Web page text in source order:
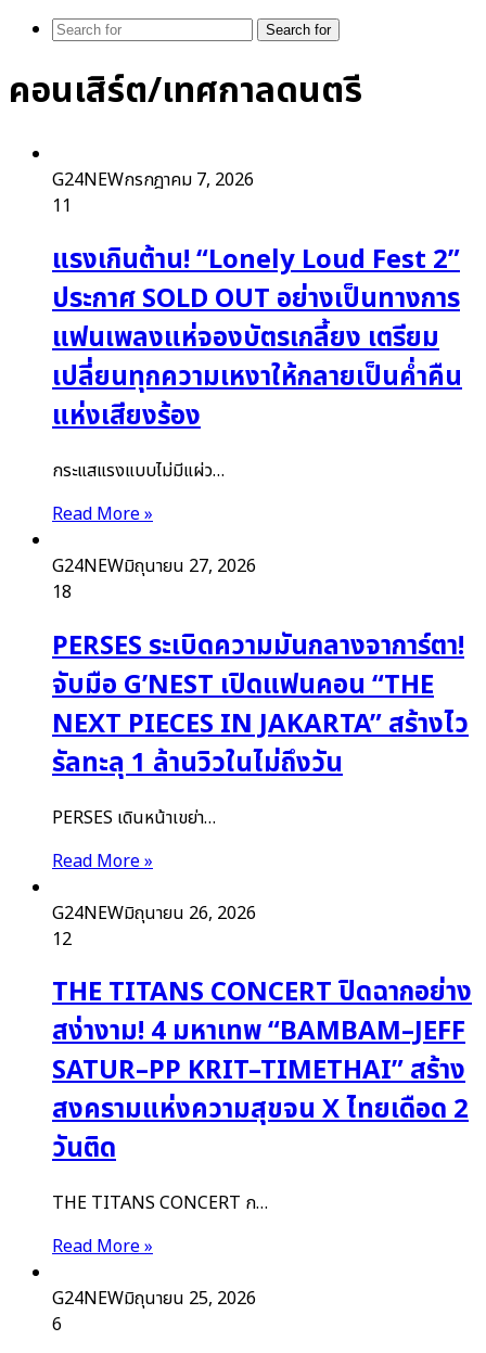
Search for
คอนเสิร์ต/เทศกาลดนตรี
G24NEWกรกฎาคม 7, 2026
11
แรงเกินต้าน! “Lonely Loud Fest 2”
ประกาศ SOLD OUT อย่างเป็นทางการ
แฟนเพลงแห่จองบัตรเกลี้ยง เตรียม
เปลี่ยนทุกความเหงาให้กลายเป็นค่ำคืน
แห่งเสียงร้อง
กระแสแรงแบบไม่มีแผ่ว…
Read More »
G24NEWมิถุนายน 27, 2026
18
PERSES ระเบิดความมันกลางจาการ์ตา!
จับมือ G’NEST เปิดแฟนคอน “THE
NEXT PIECES IN JAKARTA” สร้างไว
รัลทะลุ 1 ล้านวิวในไม่ถึงวัน
PERSES เดินหน้าเขย่า…
Read More »
G24NEWมิถุนายน 26, 2026
12
THE TITANS CONCERT ปิดฉากอย่าง
สง่างาม! 4 มหาเทพ “BAMBAM–JEFF
SATUR–PP KRIT–TIMETHAI” สร้าง
สงครามแห่งความสุขจน X ไทยเดือด 2
วันติด
THE TITANS CONCERT ก…
Read More »
G24NEWมิถุนายน 25, 2026
6